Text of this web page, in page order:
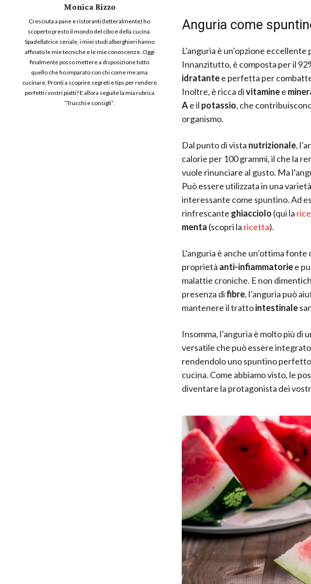
Monica Rizzo
Cresciuta a pane e ristoranti (letteralmente) ho
scoperto presto il mondo del cibo e della cucina.
Spadellatrice seriale, i miei studi alberghieri hanno
affinato le mie tecniche e le mie conoscenze. Oggi
finalmente posso mettere a disposizione tutto
quello che ho imparato con chi come me ama
cucinare. Pronti a scoprire segreti e tips per rendere
perfetti i vostri piatti? E allora seguite la mia rubrica
“Trucchi e consigli”.
Anguria come
L’anguria è un’opzione
Innanzitutto, è composta per il
idratantee perfetta per
Inoltre, è ricca divitaminee
Ae il potassio, che
organismo.
Dal punto di vista nutrizionale,
calorie per 100 grammi, il che la
vuole rinunciare al gusto. Ma
Può essere utilizzata in una
interessante come spuntino. Ad
rinfrescante ghiacciolo (qui la
menta (scopri la ricetta).
L’anguria è anche un’ottima fonte
proprietà anti-infiammatoriee
malattie croniche. E non
presenza difibre, l’anguria può
mantenere il trattointestinale
Insomma, l’anguria è molto più
versatile che può essere
rendendolo uno spuntino
cucina. Come abbiamo visto, le
diventare la protagonista dei